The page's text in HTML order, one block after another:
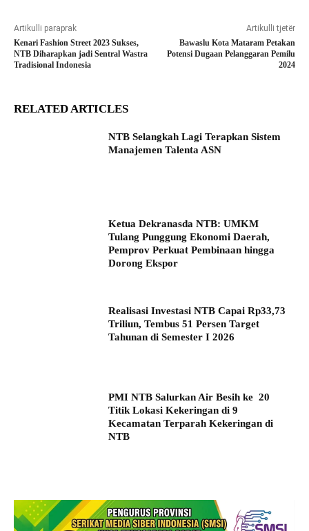
Artikulli paraprak
Kenari Fashion Street 2023 Sukses,
NTB Diharapkan jadi Sentral Wastra
Tradisional Indonesia
Artikulli tjetër
Bawaslu Kota Mataram Petakan
Potensi Dugaan Pelanggaran Pemilu
2024
RELATED ARTICLES
NTB Selangkah Lagi Terapkan Sistem
Manajemen Talenta ASN
Ketua Dekranasda NTB: UMKM
Tulang Punggung Ekonomi Daerah,
Pemprov Perkuat Pembinaan hingga
Dorong Ekspor
Realisasi Investasi NTB Capai Rp33,73
Triliun, Tembus 51 Persen Target
Tahunan di Semester I 2026
PMI NTB Salurkan Air Besih ke 20
Titik Lokasi Kekeringan di 9
Kecamatan Terparah Kekeringan di
NTB